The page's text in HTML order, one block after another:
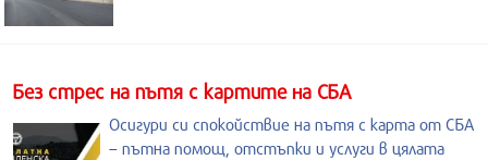
Без стрес на пътя с картите на СБА
Осигури си спокойствие на пътя с карта от СБА
– пътна помощ, отстъпки и услуги в цялата